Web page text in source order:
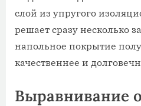
слой из упругого
решает сразу несколько
напольное покрытие
качественнее и
Выравнивание